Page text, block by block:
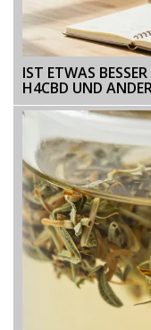
IST ETWAS
H4CBD UND